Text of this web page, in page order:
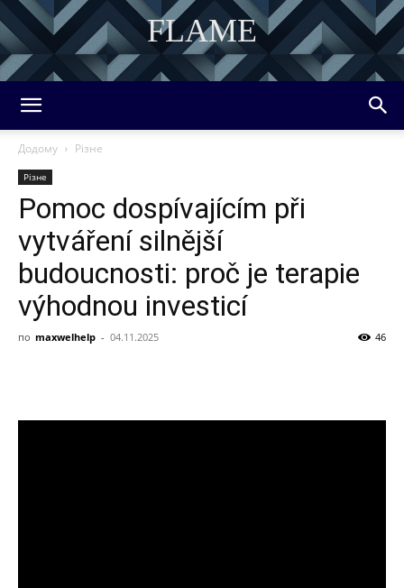
FLAME
DISCOVER THE ART OF PUBLISHING
Додому Різне
Різне
Pomoc dospívajícím při
vytváření silnější
budoucnosti: proč je terapie
výhodnou investicí
по maxwelhelp - 04.11.2025 46